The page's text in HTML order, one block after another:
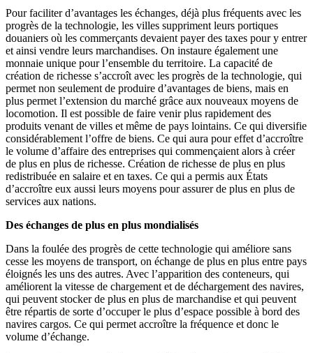
Pour faciliter d’avantages les échanges, déjà plus fréquents avec les
progrès de la technologie, les villes suppriment leurs portiques
douaniers où les commerçants devaient payer des taxes pour y entrer
et ainsi vendre leurs marchandises. On instaure également une
monnaie unique pour l’ensemble du territoire. La capacité de
création de richesse s’accroît avec les progrès de la technologie, qui
permet non seulement de produire d’avantages de biens, mais en
plus permet l’extension du marché grâce aux nouveaux moyens de
locomotion. Il est possible de faire venir plus rapidement des
produits venant de villes et même de pays lointains. Ce qui diversifie
considérablement l’offre de biens. Ce qui aura pour effet d’accroître
le volume d’affaire des entreprises qui commençaient alors à créer
de plus en plus de richesse. Création de richesse de plus en plus
redistribuée en salaire et en taxes. Ce qui a permis aux États
d’accroître eux aussi leurs moyens pour assurer de plus en plus de
services aux nations.
Des échanges de plus en plus mondialisés
Dans la foulée des progrès de cette technologie qui améliore sans
cesse les moyens de transport, on échange de plus en plus entre pays
éloignés les uns des autres. Avec l’apparition des conteneurs, qui
améliorent la vitesse de chargement et de déchargement des navires,
qui peuvent stocker de plus en plus de marchandise et qui peuvent
être répartis de sorte d’occuper le plus d’espace possible à bord des
navires cargos. Ce qui permet accroître la fréquence et donc le
volume d’échange.